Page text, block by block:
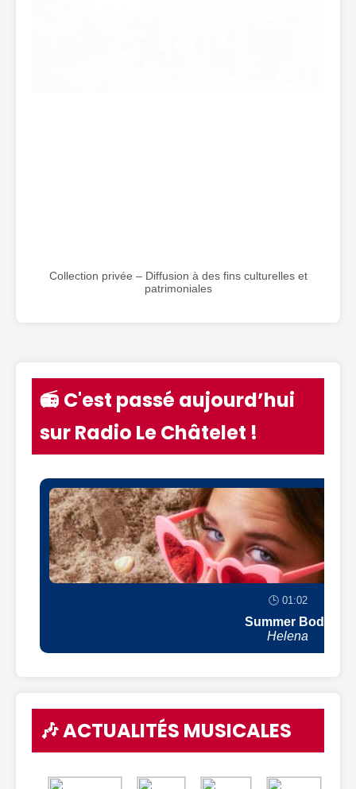
Collection privée – Diffusion à des fins culturelles et
patrimoniales
📻 C'est passé aujourd’hui
sur Radio Le Châtelet !
🕒 01:02
Summer Body
Helena
🎶 ACTUALITÉS MUSICALES